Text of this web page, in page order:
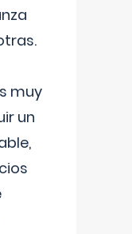
muy
un